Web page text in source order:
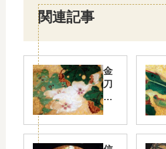
関連記事
金
刀
比
宮
花